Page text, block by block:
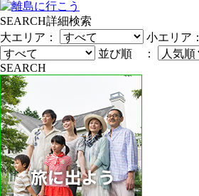
SEARCH詳細検索
大エリア：
小エリア：
並び順 ：
SEARCH